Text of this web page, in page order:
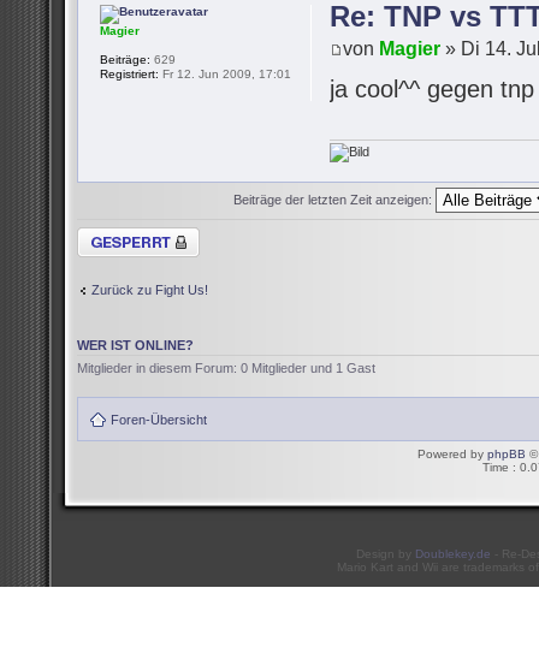
Re: TNP vs
von Magier » Di 14.
ja cool^^ gegen
Magier
Beiträge: 629
Registriert: Fr 12. Jun 2009, 17:01
Beiträge der letzten Zeit anzeigen:
Thema gesperrt
Zurück zu Fight Us!
WER IST ONLINE?
Mitglieder in diesem Forum: 0 Mitglieder und 1 Gast
Foren-Übersicht
Powered by phpBB ©
Time :
Design by Doublekey.de - Re-
Mario Kart and Wii are trademarks